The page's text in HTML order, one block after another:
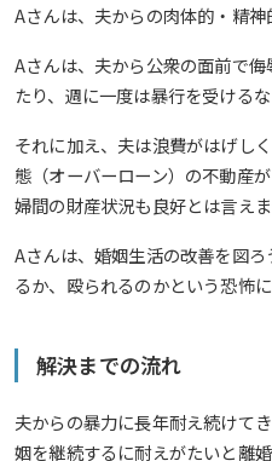
Aさんは、夫からの肉体的・精神
Aさんは、夫から公衆の面前で
たり、週に一度は暴行を受けるな
それに加え、夫は浪費がはげし
態（オーバーローン）の不動産
婦間の財産状況も良好とは言えま
Aさんは、婚姻生活の改善を図
るか、殴られるのかという恐怖
解決までの流れ
夫からの暴力に長年耐え続けて
姻を継続するに耐えがたいと離